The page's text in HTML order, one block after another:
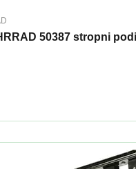
50387 stropni